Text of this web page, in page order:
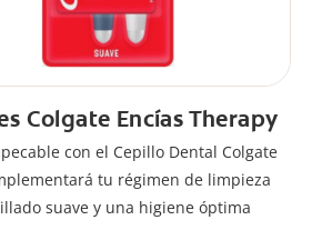
Colgate Encías Therapy
con el Cepillo Dental Colgate
tu régimen de limpieza
suave y una higiene óptima